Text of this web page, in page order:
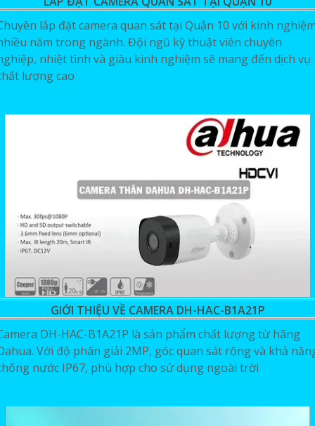
lắp đặt camera quan sát tại Quận 10 với kinh
năm trong ngành. Đội ngũ kỹ thuật viên chuyên
nhiệt tình và giàu kinh nghiệm sẽ mang đến dịch vụ
lượng cao
GIỚI THIỆU VỀ CAMERA DH-HAC-B1A21P
DH-HAC-B1A21P là sản phẩm chất lượng từ hãng
Với độ phân giải 2MP, góc quan sát rộng và khả
nước IP67, phù hợp cho sử dụng ngoài trời